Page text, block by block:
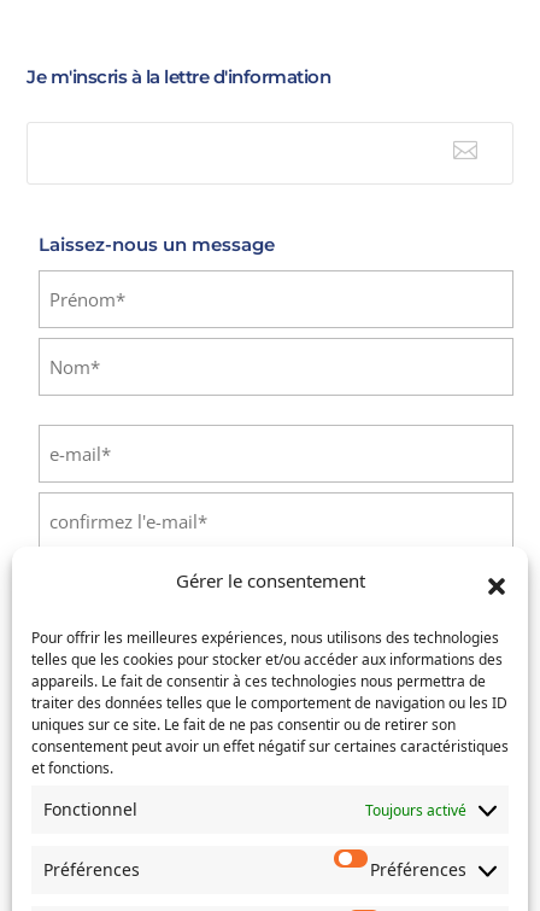
Gérer le consentement
Pour offrir les meilleures expériences, nous utilisons des technologies
telles que les cookies pour stocker et/ou accéder aux informations des
appareils. Le fait de consentir à ces technologies nous permettra de
traiter des données telles que le comportement de navigation ou les ID
uniques sur ce site. Le fait de ne pas consentir ou de retirer son
consentement peut avoir un effet négatif sur certaines caractéristiques
et fonctions.
Fonctionnel Toujours activé
Préférences Préférences
Je m'inscris à la lettre d'information

Laissez-nous un message
Prénom
mail(Nécessaire)
Saisissez
un
e-
(Nécessaire)
Service concerné(Nécessaire)
Si votre demande concerne des actes de naissance et/ou
de mariage, choisissez l'Etat-Civil comme service
Objet